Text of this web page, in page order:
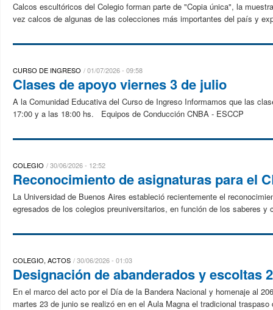
Calcos escultóricos del Colegio forman parte de "Copia única", la
vez calcos de algunas de las colecciones más importantes del país y
CURSO DE INGRESO 01/07/2026 - 09:58
Clases de apoyo viernes 3 de julio
A la Comunidad Educativa del Curso de Ingreso Informamos que las
17:00 y a las 18:00 hs. Equipos de Conducción CNBA - ESCCP
COLEGIO 30/06/2026 - 12:52
Reconocimiento de asignaturas para el
La Universidad de Buenos Aires estableció recientemente el
egresados de los colegios preuniversitarios, en función de los saberes y
COLEGIO, ACTOS 30/06/2026 - 01:03
Designación de abanderados y escoltas
En el marco del acto por el Día de la Bandera Nacional y homenaje al
martes 23 de junio se realizó en en el Aula Magna el tradicional